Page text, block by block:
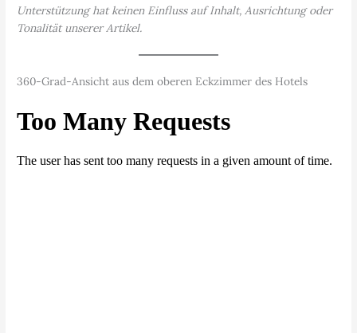
Unterstützung hat keinen Einfluss auf Inhalt, Ausrichtung oder
Tonalität unserer Artikel.
360-Grad-Ansicht aus dem oberen Eckzimmer des Hotels